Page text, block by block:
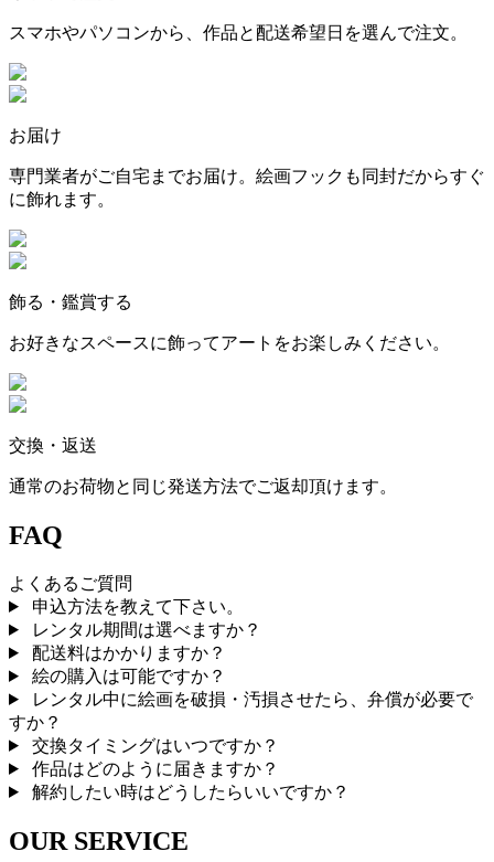
スマホやパソコンから、作品と配送希望日を選んで注文。
お届け
専門業者がご自宅までお届け。絵画フックも同封だからすぐ
に飾れます。
飾る・鑑賞する
お好きなスペースに飾ってアートをお楽しみください。
交換・返送
通常のお荷物と同じ発送方法でご返却頂けます。
FAQ
よくあるご質問
申込方法を教えて下さい。
レンタル期間は選べますか？
配送料はかかりますか？
絵の購入は可能ですか？
レンタル中に絵画を破損・汚損させたら、弁償が必要で
すか？
交換タイミングはいつですか？
作品はどのように届きますか？
解約したい時はどうしたらいいですか？
OUR SERVICE